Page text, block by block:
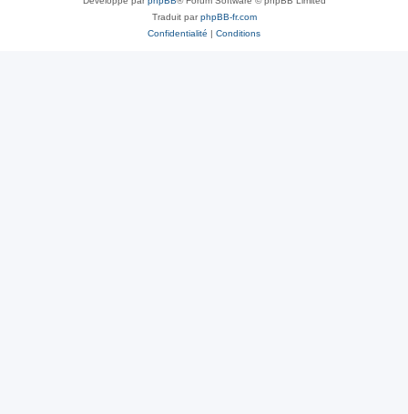
Traduit parphpBB-fr.com
Confidentialité | Conditions